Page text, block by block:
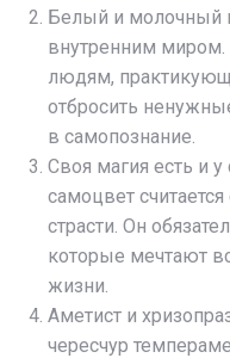
Белый и молочный
внутренним миром.
людям,
отбросить
в самопознание.
Своя магия есть и
самоцвет
страсти. Он
которые мечтают
жизни.
Аметист и
чересчур